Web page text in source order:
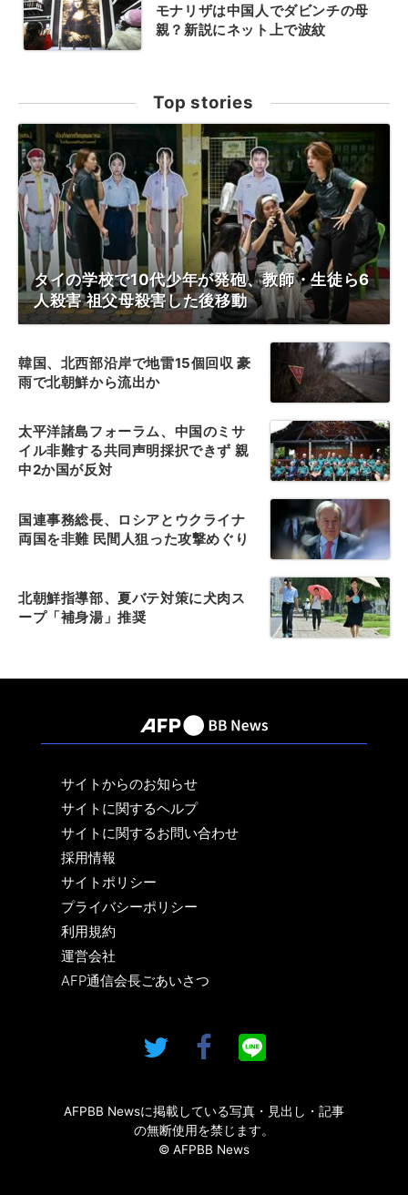
モナリザは中国人でダビンチの母
親？新説にネット上で波紋
Top stories
タイの学校で10代少年が発砲、教師・生徒ら6
人殺害 祖父母殺害した後移動
韓国、北西部沿岸で地雷15個回収 豪
雨で北朝鮮から流出か
太平洋諸島フォーラム、中国のミサ
イル非難する共同声明採択できず 親
中2か国が反対
国連事務総長、ロシアとウクライナ
両国を非難 民間人狙った攻撃めぐり
北朝鮮指導部、夏バテ対策に犬肉ス
ープ「補身湯」推奨
サイトからのお知らせ
サイトに関するヘルプ
サイトに関するお問い合わせ
採用情報
サイトポリシー
プライバシーポリシー
利用規約
運営会社
AFP通信会長ごあいさつ
AFPBB Newsに掲載している写真・見出し・記事
の無断使用を禁じます。
© AFPBB News